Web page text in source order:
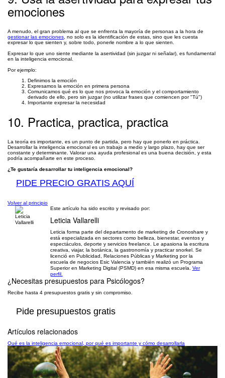
emociones
A menudo, el gran problema al que se enfrenta la mayoría de personas a la hora de
gestionar las emociones , no solo es la identificación de estas, sino que les cuesta
expresar lo que sienten y, sobre todo, ponerle nombre a lo que sienten.
Expresar lo que uno siente mediante la asertividad (sin juzgar ni señalar), es fundamental
en la inteligencia emocional.
Por ejemplo:
Definimos la emoción
Expresamos la emoción en primera persona
Comunicamos qué es lo que nos provoca la emoción y el comportamiento
derivado de ello, pero sin juzgar (no utilizar frases que comiencen por "Tú")
Importante expresar la necesidad
10. Practica, practica, practica
La teoría es importante, es un punto de partida, pero hay que ponerlo en práctica.
Desarrollar la inteligencia emocional es un trabajo a medio y largo plazo, hay que ser
constante y determinante. Valorar una ayuda profesional es una buena decisión, y esta
podría acompañarte en este proceso.
¿Te gustaría desarrollar tu inteligencia emocional?
PIDE PRECIO GRATIS AQUÍ
Volver al principio
Este artículo ha sido escrito y revisado por:
Leticia Vallarelli
Leticia forma parte del departamento de marketing de Cronoshare y
está especializada en sectores como belleza, bienestar, eventos y
espectáculos, deporte y servicios freelance. Le apasiona la escritura
creativa, viajar, la botánica, la gastronomía y practicar snorkel. Se
licenció en Publicidad, Relaciones Públicas y Marketing por la
escuela de negocios Esic Valencia y también realizó un Programa
Superior en Marketing Digital (PSMD) en esa misma escuela. Ver
perfil.
¿Necesitas presupuestos para Psicólogos?
Recibe hasta 4 presupuestos gratis y sin compromiso.
Pide presupuestos gratis
Artículos relacionados
Qué es la inteligencia emocional, por qué es importante y cómo desarrollarla